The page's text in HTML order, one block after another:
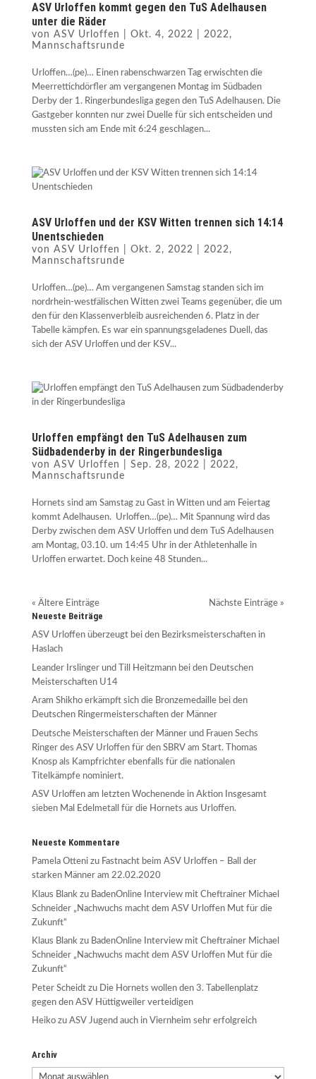
ASV Urloffen kommt gegen den TuS Adelhausen
unter die Räder
von ASV Urloffen Okt. 4, 2022 2022,
Mannschaftsrunde
Urloffen…(pe)… Einen rabenschwarzen Tag erwischten die
Meerrettichdörfler am vergangenen Montag im Südbaden
Derby der 1. Ringerbundesliga gegen den TuS Adelhausen. Die
Gastgeber konnten nur zwei Duelle für sich entscheiden und
mussten sich am Ende mit 6:24 geschlagen...
ASV Urloffen und der KSV Witten trennen sich 14:14
Unentschieden
von ASV Urloffen Okt. 2, 2022 2022,
Mannschaftsrunde
Urloffen…(pe)… Am vergangenen Samstag standen sich im
nordrhein-westfälischen Witten zwei Teams gegenüber, die um
den für den Klassenverbleib ausreichenden 6. Platz in der
Tabelle kämpfen. Es war ein spannungsgeladenes Duell, das
sich der ASV Urloffen und der KSV...
Urloffen empfängt den TuS Adelhausen zum
Südbadenderby in der Ringerbundesliga
von ASV Urloffen Sep. 28, 2022 2022,
Mannschaftsrunde
Hornets sind am Samstag zu Gast in Witten und am Feiertag
kommt Adelhausen. Urloffen…(pe)… Mit Spannung wird das
Derby zwischen dem ASV Urloffen und dem TuS Adelhausen
am Montag, 03.10. um 14:45 Uhr in der Athletenhalle in
Urloffen erwartet. Doch keine 48 Stunden...
« Ältere Einträge Nächste Einträge »
Neueste Beiträge
ASV Urloffen überzeugt bei den Bezirksmeisterschaften in
Haslach
Leander Irslinger und Till Heitzmann bei den Deutschen
Meisterschaften U14
Aram Shikho erkämpft sich die Bronzemedaille bei den
Deutschen Ringermeisterschaften der Männer
Deutsche Meisterschaften der Männer und Frauen Sechs
Ringer des ASV Urloffen für den SBRV am Start. Thomas
Knosp als Kampfrichter ebenfalls für die nationalen
Titelkämpfe nominiert.
ASV Urloffen am letzten Wochenende in Aktion Insgesamt
sieben Mal Edelmetall für die Hornets aus Urloffen.
Neueste Kommentare
Pamela Ottenizu Fastnacht beim ASV Urloffen – Ball der
starken Männer am 22.02.2020
Klaus Blank zu BadenOnline Interview mit Cheftrainer Michael
Schneider „Nachwuchs macht dem ASV Urloffen Mut für die
Zukunft“
Klaus Blankzu BadenOnline Interview mit Cheftrainer Michael
Schneider „Nachwuchs macht dem ASV Urloffen Mut für die
Zukunft“
Peter Scheidtzu
Die Hornets wollen den 3. Tabellenplatz
gegen den ASV Hüttigweiler verteidigen
Heikozu ASV Jugend auch in Viernheim sehr erfolgreich
Archiv
Archiv